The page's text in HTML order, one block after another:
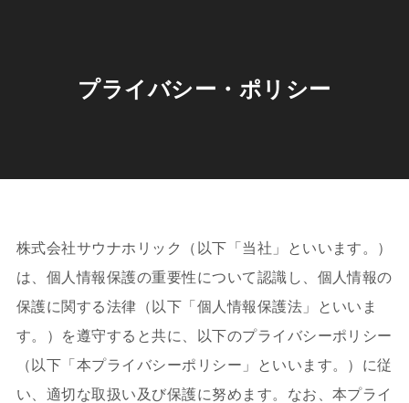
プライバシー・ポリシー
株式会社サウナホリック（以下「当社」といいます。）
は、個人情報保護の重要性について認識し、個人情報の
保護に関する法律（以下「個人情報保護法」といいま
す。）を遵守すると共に、以下のプライバシーポリシー
（以下「本プライバシーポリシー」といいます。）に従
い、適切な取扱い及び保護に努めます。なお、本プライ